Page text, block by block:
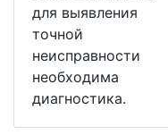
для выявления
точной
неисправности
необходима
диагностика.